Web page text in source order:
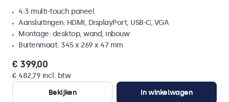
4:3 multi-touch paneel
Aansluitingen: HDMI, DisplayPort, USB-C, VGA
Montage: desktop, wand, inbouw
Buitenmaat: 345 x 269 x 47 mm
€ 399,00
€ 482,79 incl. btw
Bekijken
In winkelwagen